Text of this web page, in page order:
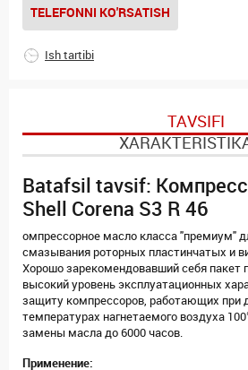
TELEFONNI KO'RSATISH
Ish tartibi
TAVSIFI
Batafsil tavsif:
Shell Corena S3 R 46
омпрессорное масло класса "премиум"
смазывания роторных пластинчатых и
Хорошо зарекомендовавший себя пакет
высокий уровень эксплуатационных
защиту компрессоров, работающих при
температурах нагнетаемого воздуха
замены масла до 6000 часов.
Применение: